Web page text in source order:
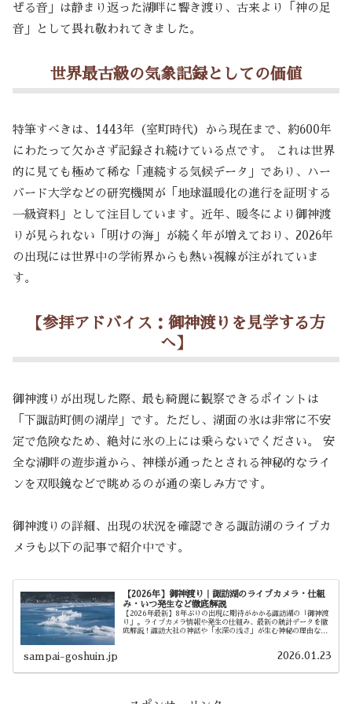
ぜる音」は静まり返った湖畔に響き渡り、古来より「神の足
音」として畏れ敬われてきました。
世界最古級の気象記録としての価値
特筆すべきは、1443年（室町時代）から現在まで、約600年
にわたって欠かさず記録され続けている点です。 これは世界
的に見ても極めて稀な「連続する気候データ」であり、ハー
バード大学などの研究機関が「地球温暖化の進行を証明する
一級資料」として注目しています。近年、暖冬により御神渡
りが見られない「明けの海」が続く年が増えており、2026年
の出現には世界中の学術界からも熱い視線が注がれていま
す。
【参拝アドバイス：御神渡りを見学する方
へ】
御神渡りが出現した際、最も綺麗に観察できるポイントは
「下諏訪町側の湖岸」です。ただし、湖面の氷は非常に不安
定で危険なため、絶対に氷の上には乗らないでください。 安
全な湖畔の遊歩道から、神様が通ったとされる神秘的なライ
ンを双眼鏡などで眺めるのが通の楽しみ方です。
御神渡りの詳細、出現の状況を確認できる諏訪湖のライブカ
メラも以下の記事で紹介中です。
【2026年】御神渡り｜諏訪湖のライブカメラ・仕組
み・いつ発生など徹底解説
【2026年最新】8年ぶりの出現に期待がかかる諏訪湖の「御神渡
り」。ライブカメラ情報や発生の仕組み、最新の統計データを徹
底解説！諏訪大社の神話や「水深の浅さ」が生む神秘の理由な
sampai-goshuin.jp 2026.01.23